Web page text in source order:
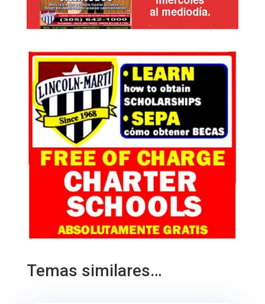
Temas similares…